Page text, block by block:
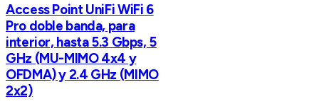
Access Point UniFi WiFi 6
Pro doble banda, para
interior, hasta 5.3 Gbps, 5
GHz (MU-MIMO 4x4 y
OFDMA) y 2.4 GHz (MIMO
2x2)